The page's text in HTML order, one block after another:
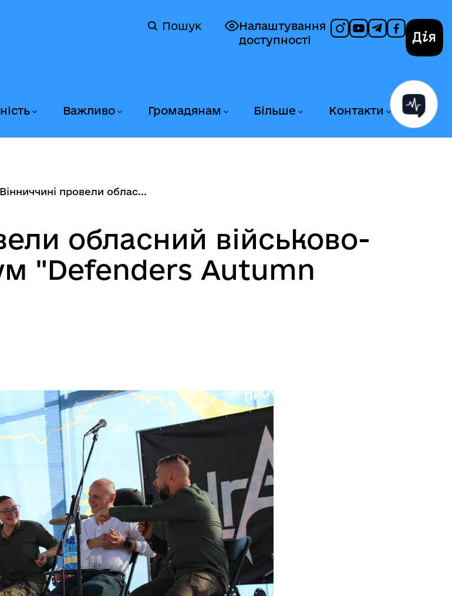
Налаштування
доступності
Пошук
Важливо Громадянам Більше Контакти
провели облас...
обласний військово-
"Defenders Autumn